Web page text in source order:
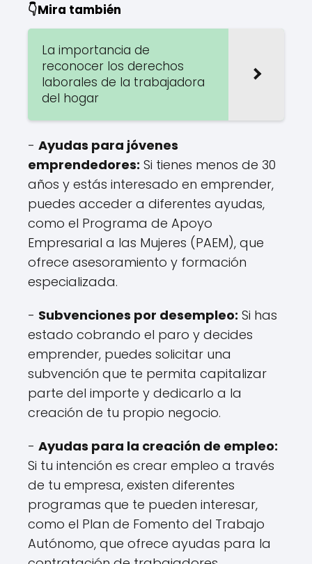
👇Mira también
La importancia de
reconocer los derechos
laborales de la trabajadora
del hogar
- Ayudas para jóvenes
emprendedores: Si tienes menos de 30
años y estás interesado en emprender,
puedes acceder a diferentes ayudas,
como el Programa de Apoyo
Empresarial a las Mujeres (PAEM), que
ofrece asesoramiento y formación
especializada.
- Subvenciones por desempleo: Si has
estado cobrando el paro y decides
emprender, puedes solicitar una
subvención que te permita capitalizar
parte del importe y dedicarlo a la
creación de tu propio negocio.
- Ayudas para la creación de empleo:
Si tu intención es crear empleo a través
de tu empresa, existen diferentes
programas que te pueden interesar,
como el Plan de Fomento del Trabajo
Autónomo, que ofrece ayudas para la